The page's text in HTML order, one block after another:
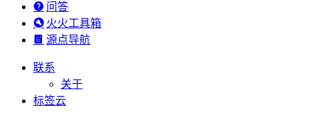
问答
火火工具箱
源点导航
联系
关于
标签云